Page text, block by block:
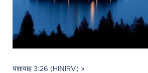
यशायाह 3:26 (HINIRV) »